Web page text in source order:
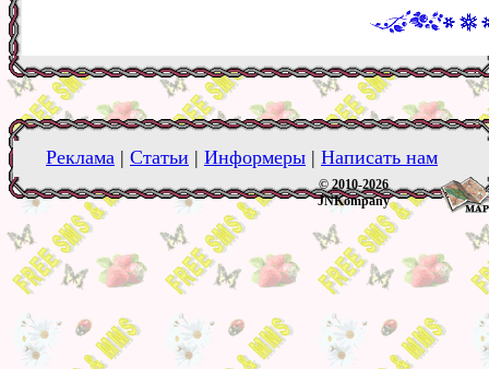
Реклама | Статьи | Информеры | Написать нам
© 2010-2026
JNKompany